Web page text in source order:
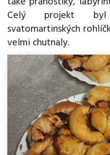
Celý projekt byl
svatomartinských
velmi chutnaly.